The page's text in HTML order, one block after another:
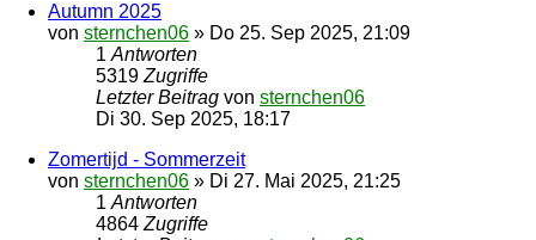
Autumn 2025
von sternchen06 » Do 25. Sep 2025, 21:09
1 Antworten
5319 Zugriffe
Letzter Beitrag von sternchen06
Di 30. Sep 2025, 18:17
Zomertijd - Sommerzeit
von sternchen06 » Di 27. Mai 2025, 21:25
1 Antworten
4864 Zugriffe